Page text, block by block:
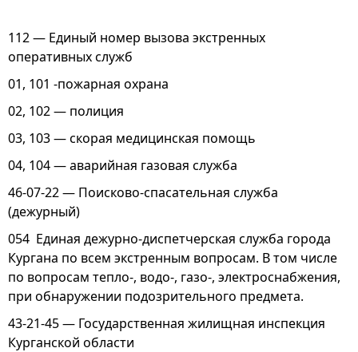
112 — Единый номер вызова экстренных
оперативных служб
01, 101 -пожарная охрана
02, 102 — полиция
03, 103 — скорая медицинская помощь
04, 104 — аварийная газовая служба
46-07-22 — Поисково-спасательная служба
(дежурный)
054 Единая дежурно-диспетчерская служба города
Кургана по всем экстренным вопросам. В том числе
по вопросам тепло-, водо-, газо-, электроснабжения,
при обнаружении подозрительного предмета.
43-21-45 — Государственная жилищная инспекция
Курганской области